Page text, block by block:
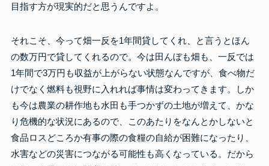
目指す方が現実的だと思うんですよ。
それこそ、今って畑一反を1年間貸してくれ、と言うとほん
の数万円で貸してくれるので。今は田んぼも畑も、一反では
1年間で3万円も収益が上がらない状態なんですが、食べ物だ
けでなく燃料も視野に入れれば事情は変わってきます。しか
も今は農業の耕作地も水田も手つかずの土地が増えて、かな
り危機的な状況にあるので、このあたりをなんとかしないと
食品ロスどころか有事の際の食糧の自給が困難になったり、
水害などの災害につながる可能性も高くなっている。だから